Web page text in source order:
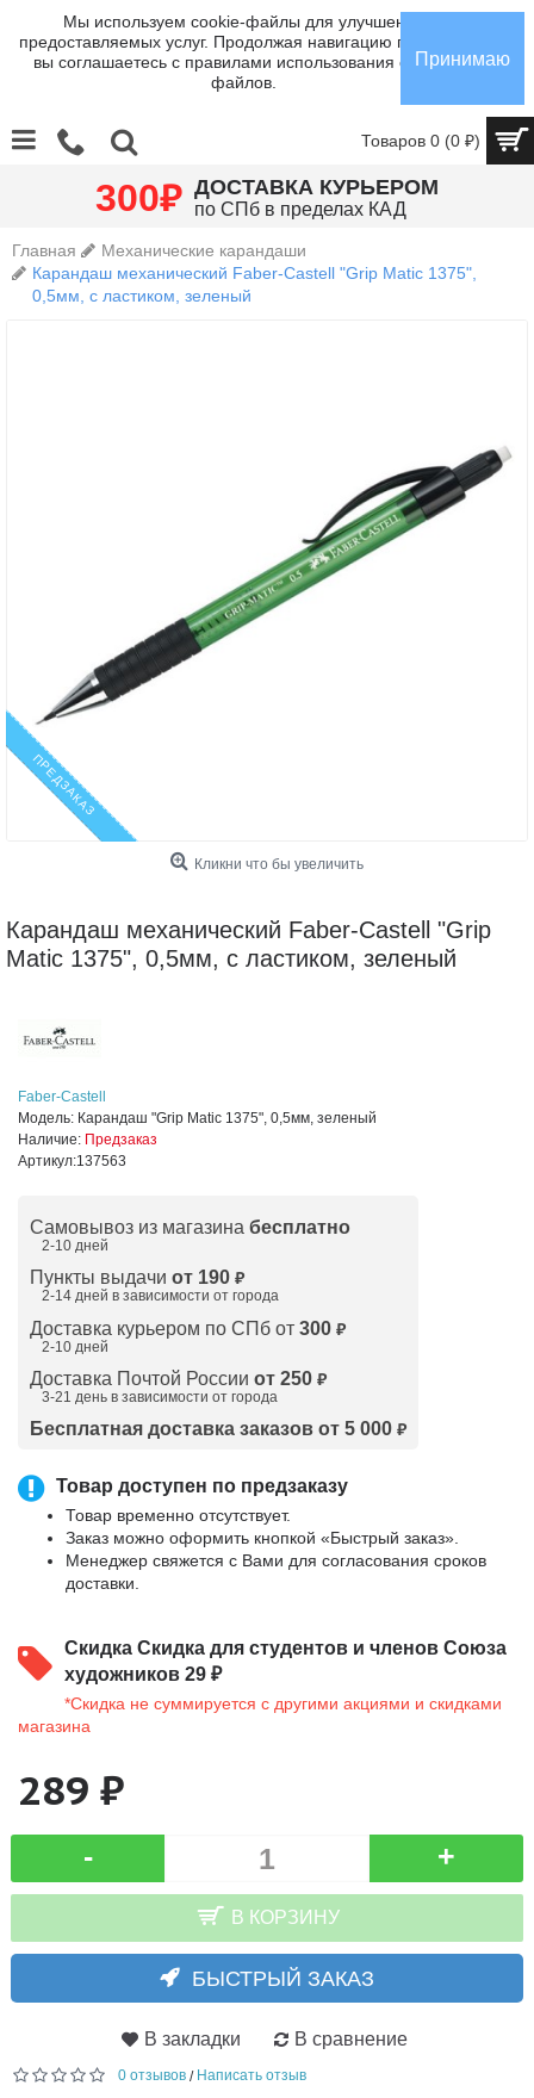
Мы используем cookie-файлы для улучшения
предоставляемых услуг. Продолжая навигацию по сайту,
вы соглашаетесь с правилами использования cookie-
файлов.
Принимаю
Товаров 0 (0 ₽)
300₽ ДОСТАВКА КУРЬЕРОМ
по СПб в пределах КАД
Главная
Механические карандаши
Карандаш механический Faber-Castell "Grip Matic 1375",
0,5мм, с ластиком, зеленый
ПРЕДЗАКАЗ
Кликни что бы увеличить
Карандаш механический Faber-Castell "Grip
Matic 1375", 0,5мм, с ластиком, зеленый
Faber-Castell
Модель: Карандаш "Grip Matic 1375", 0,5мм, зеленый
Наличие: Предзаказ
Артикул:137563
Самовывоз из магазина бесплатно
2-10 дней
Пункты выдачи от 190 ₽
2-14 дней в зависимости от города
Доставка курьером по СПб от 300 ₽
2-10 дней
Доставка Почтой России от 250 ₽
3-21 день в зависимости от города
Бесплатная доставка заказов от 5 000 ₽
Товар доступен по предзаказу
Товар временно отсутствует.
Заказ можно оформить кнопкой «Быстрый заказ».
Менеджер свяжется с Вами для согласования сроков
доставки.
Скидка Скидка для студентов и членов Союза
художников 29 ₽
*Скидка не суммируется с другими акциями и скидками
магазина
289 ₽
- +
В КОРЗИНУ
БЫСТРЫЙ ЗАКАЗ
В закладки В сравнение
0 отзывов / Написать отзыв